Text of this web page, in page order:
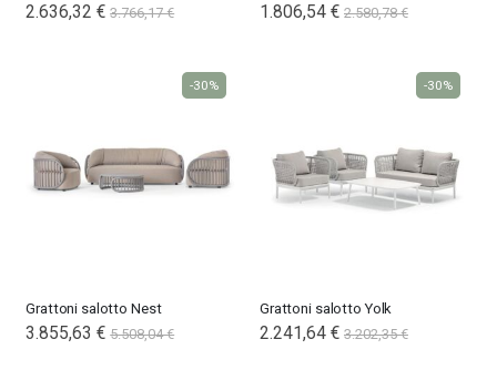
Special
Price
2.636,32 € 3.766,17 €
Special
Price
1.806,54 € 2.580,78 €
Grattoni salotto Nest
Special
Price
3.855,63 € 5.508,04 €
-30%
Grattoni salotto Yolk
2.241,64 € 3.202,35 €
-30%